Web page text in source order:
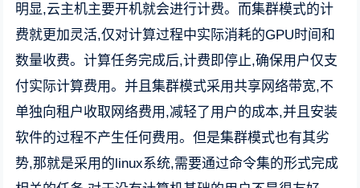
明显,云主机主要开机就会进行计费。而集群模式的计
费就更加灵活,仅对计算过程中实际消耗的GPU时间和
数量收费。计算任务完成后,计费即停止,确保用户仅支
付实际计算费用。并且集群模式采用共享网络带宽,不
单独向租户收取网络费用,减轻了用户的成本,并且安装
软件的过程不产生任何费用。但是集群模式也有其劣
势,那就是采用的linux系统,需要通过命令集的形式完成